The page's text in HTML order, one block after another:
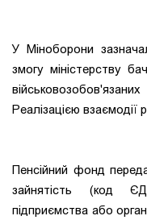
У Міноборони
змогу міністерству
Реалізацією
Пенсійний фонд
зайнятість (код
підприємства або